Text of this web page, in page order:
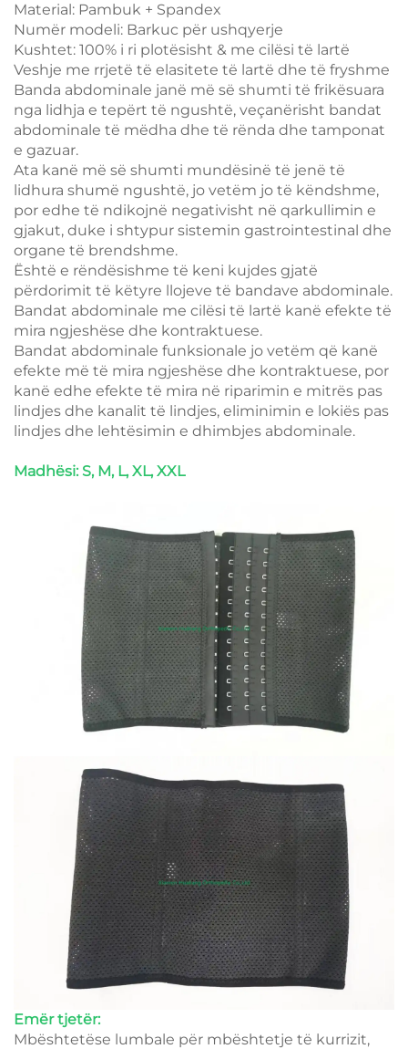
Material: Pambuk + Spandex
Numër modeli: Barkuc për ushqyerje
Kushtet: 100% i ri plotësisht & me cilësi të lartë
Veshje me rrjetë të elasitete të lartë dhe të fryshme
Banda abdominale janë më së shumti të frikësuara
nga lidhja e tepërt të ngushtë, veçanërisht bandat
abdominale të mëdha dhe të rënda dhe tamponat
e gazuar.
Ata kanë më së shumti mundësinë të jenë të
lidhura shumë ngushtë, jo vetëm jo të këndshme,
por edhe të ndikojnë negativisht në qarkullimin e
gjakut, duke i shtypur sistemin gastrointestinal dhe
organe të brendshme.
Është e rëndësishme të keni kujdes gjatë
përdorimit të këtyre llojeve të bandave abdominale.
Bandat abdominale me cilësi të lartë kanë efekte të
mira ngjeshëse dhe kontraktuese.
Bandat abdominale funksionale jo vetëm që kanë
efekte më të mira ngjeshëse dhe kontraktuese, por
kanë edhe efekte të mira në riparimin e mitrës pas
lindjes dhe kanalit të lindjes, eliminimin e lokiës pas
lindjes dhe lehtësimin e dhimbjes abdominale.
Madhësi: S, M, L, XL, XXL
Emër tjetër:
Mbështetëse lumbale për mbështetje të kurrizit,